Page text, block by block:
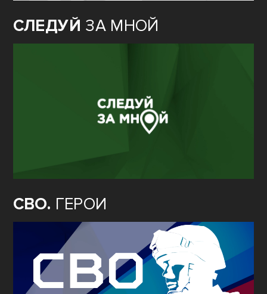
СЛЕДУЙ ЗА МНОЙ
СВО. ГЕРОИ